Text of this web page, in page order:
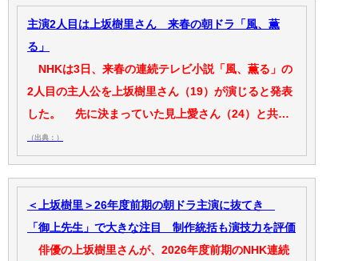
主演2人目は上坂樹里さん 来春の朝ドラ「風、薫
る」
NHKは3日、来春の連続テレビ小説「風、薫る」の
2人目の主人公を上坂樹里さん（19）が演じると発表
した。 先に決まっていた見上愛さん（24）と共…
（出典：）
＜上坂樹里＞26年度前期の朝ドラ主演に抜てき
「御上先生」で大きな注目 制作統括も演技力を評価
俳優の上坂樹里さんが、2026年度前期のNHK連続